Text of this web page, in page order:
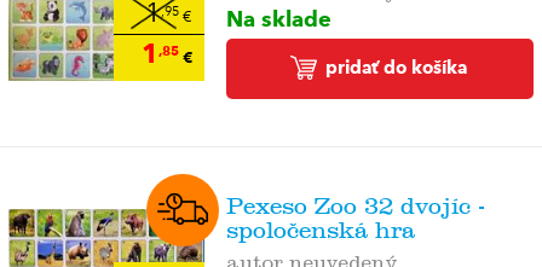
1,95€
1 ,85€
Na sklade
pridať do košíka
Pexeso Zoo 32 dvojíc -
spoločenská hra
autor neuvedený